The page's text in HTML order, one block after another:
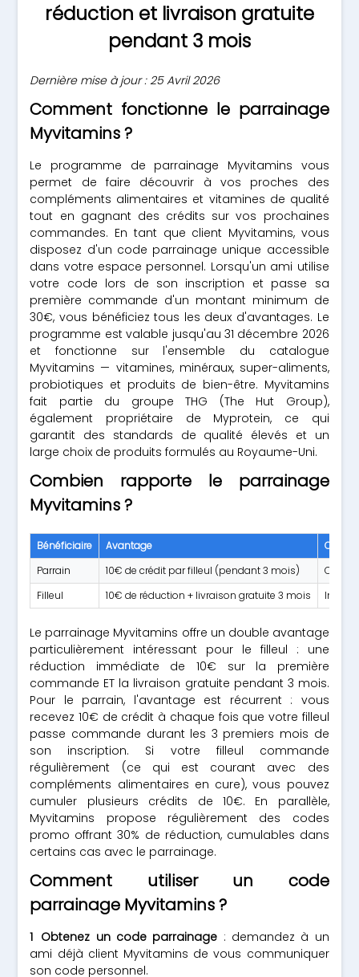
réduction et livraison gratuite
pendant 3 mois
Dernière mise à jour : 25 Avril 2026
Comment fonctionne le parrainage
Myvitamins ?
Le programme de parrainage Myvitamins vous
permet de faire découvrir à vos proches des
compléments alimentaires et vitamines de qualité
tout en gagnant des crédits sur vos prochaines
commandes. En tant que client Myvitamins, vous
disposez d'un code parrainage unique accessible
dans votre espace personnel. Lorsqu'un ami utilise
votre code lors de son inscription et passe sa
première commande d'un montant minimum de
30€, vous bénéficiez tous les deux d'avantages. Le
programme est valable jusqu'au 31 décembre 2026
et fonctionne sur l'ensemble du catalogue
Myvitamins — vitamines, minéraux, super-aliments,
probiotiques et produits de bien-être. Myvitamins
fait partie du groupe THG (The Hut Group),
également propriétaire de Myprotein, ce qui
garantit des standards de qualité élevés et un
large choix de produits formulés au Royaume-Uni.
Combien rapporte le parrainage
Myvitamins ?
Bénéficiaire Avantage
Parrain
10€ de crédit par filleul (pendant 3 mois)
Filleul
10€ de réduction + livraison gratuite 3 mois
Le parrainage Myvitamins offre un double avantage
particulièrement intéressant pour le filleul : une
réduction immédiate de 10€ sur la première
commande ET la livraison gratuite pendant 3 mois.
Pour le parrain, l'avantage est récurrent : vous
recevez 10€ de crédit à chaque fois que votre filleul
passe commande durant les 3 premiers mois de
son inscription. Si votre filleul commande
régulièrement (ce qui est courant avec des
compléments alimentaires en cure), vous pouvez
cumuler plusieurs crédits de 10€. En parallèle,
Myvitamins propose régulièrement des codes
promo offrant 30% de réduction, cumulables dans
certains cas avec le parrainage.
Comment utiliser un code
parrainage Myvitamins ?
Obtenez un code parrainage : demandez à un
ami déjà client Myvitamins de vous communiquer
son code personnel.